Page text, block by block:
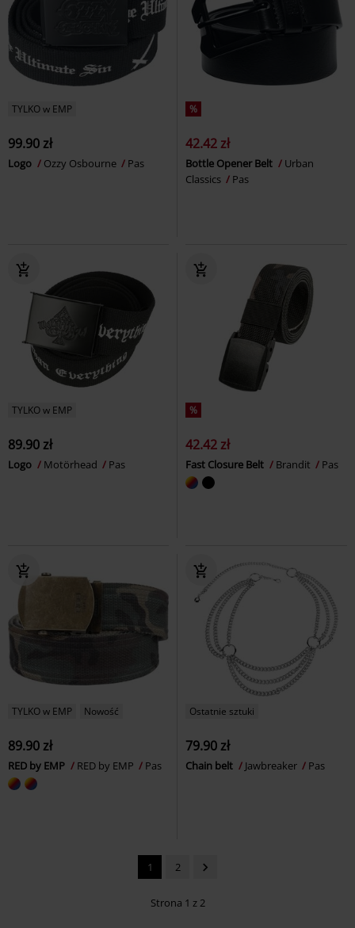
TYLKO w EMP
99.90 zł
Logo Ozzy Osbourne Pas
%
42.42 zł
Bottle Opener Belt
Urban
Classics
Pas
TYLKO w EMP
89.90 zł
Logo Motörhead Pas
%
42.42 zł
Fast Closure Belt Brandit Pas
TYLKO w EMP Nowość
89.90 zł
RED by EMP RED by EMP Pas
Ostatnie sztuki
79.90 zł
Chain belt Jawbreaker Pas
1 2
Strona 1 z 2